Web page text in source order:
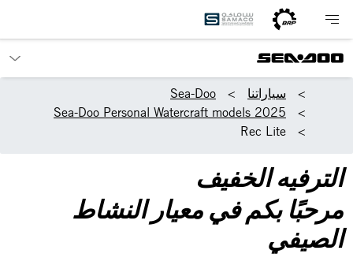
سياراتنا
Sea-Doo
2025 Sea-Doo Personal Watercraft models
Rec Lite
الترفيه الخفيف
مرحبًا بكم في معيار النشاط
الصيفي